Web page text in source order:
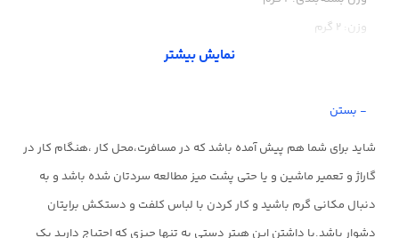
وزن: 2 گرم
نمایش بیشتر
- بستن
شاید برای شما هم پیش آمده باشد که در مسافرت،محل کار ،هنگام کار در
گاراژ و تعمیر ماشین و یا حتی پشت میز مطالعه سردتان شده باشد و به
دنبال مکانی گرم باشید و کار کردن با لباس کلفت و دستکش برایتان
دشوار باشد.با داشتن این هیتر دستی به تنها چیزی که احتیاج دارید یک